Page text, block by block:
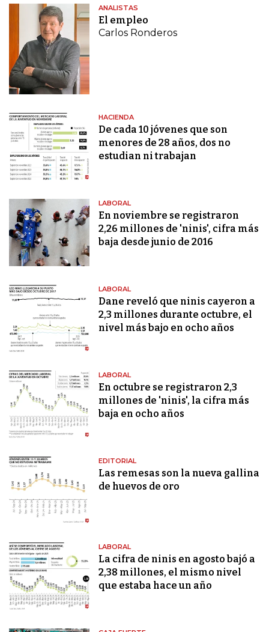
ANALISTAS
El empleo
Carlos Ronderos
HACIENDA
De cada 10 jóvenes que son
menores de 28 años, dos no
estudian ni trabajan
LABORAL
En noviembre se registraron
2,26 millones de 'ninis', cifra más
baja desde junio de 2016
LABORAL
Dane reveló que ninis cayeron a
2,3 millones durante octubre, el
nivel más bajo en ocho años
LABORAL
En octubre se registraron 2,3
millones de 'ninis', la cifra más
baja en ocho años
EDITORIAL
Las remesas son la nueva gallina
de huevos de oro
LABORAL
La cifra de ninis en agosto bajó a
2,38 millones, el mismo nivel
que estaba hace un año